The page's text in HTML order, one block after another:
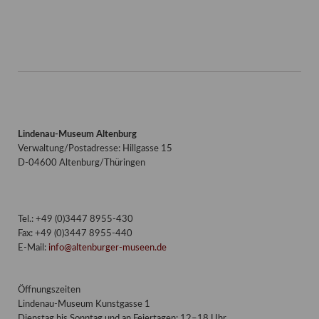
Lindenau-Museum Altenburg
Verwaltung/Postadresse: Hillgasse 15
D-04600 Altenburg/Thüringen
Tel.: +49 (0)3447 8955-430
Fax: +49 (0)3447 8955-440
E-Mail: info@altenburger-museen.de
Öffnungszeiten
Lindenau-Museum Kunstgasse 1